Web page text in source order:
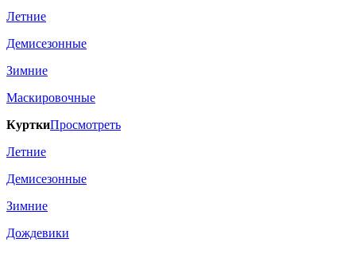
Летние
Демисезонные
Зимние
Маскировочные
КурткиПросмотреть
Летние
Демисезонные
Зимние
Дождевики